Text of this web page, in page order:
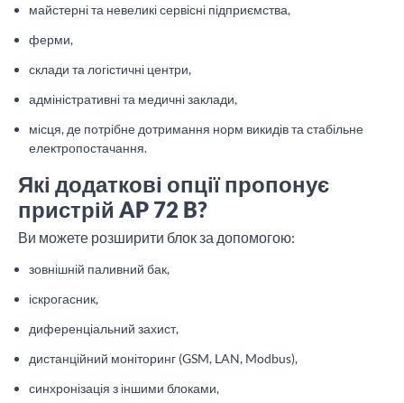
майстерні та невеликі сервісні підприємства,
ферми,
склади та логістичні центри,
адміністративні та медичні заклади,
місця, де потрібне дотримання норм викидів та стабільне
електропостачання.
Які додаткові опції пропонує
пристрій AP 72 B?
Ви можете розширити блок за допомогою:
зовнішній паливний бак,
іскрогасник,
диференціальний захист,
дистанційний моніторинг (GSM, LAN, Modbus),
синхронізація з іншими блоками,